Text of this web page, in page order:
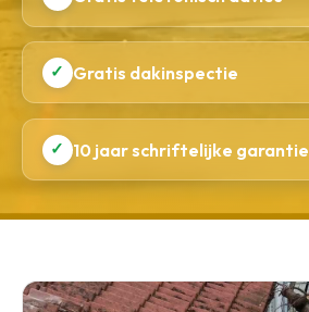
✓ Gratis dakinspectie
✓ 10 jaar schriftelijke garantie